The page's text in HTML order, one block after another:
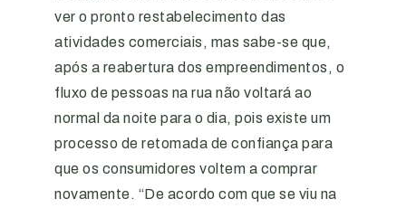
ver o pronto restabelecimento das
atividades comerciais, mas sabe-se que,
após a reabertura dos empreendimentos, o
fluxo de pessoas na rua não voltará ao
normal da noite para o dia, pois existe um
processo de retomada de confiança para
que os consumidores voltem a comprar
novamente. “De acordo com que se viu na